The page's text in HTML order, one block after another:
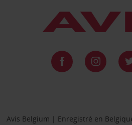
Avis Belgium | Enregistré en